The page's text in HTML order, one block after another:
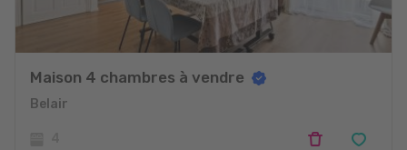
Maison 4 chambres à vendre
Belair